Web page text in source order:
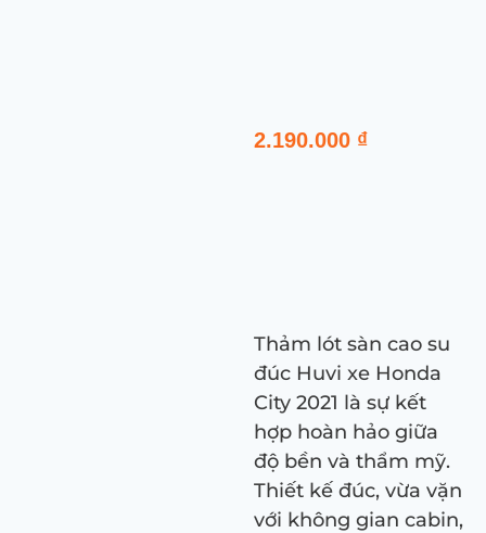
2.190.000 ₫
Thảm lót sàn cao su
đúc Huvi xe Honda
City 2021 là sự kết
hợp hoàn hảo giữa
độ bền và thẩm mỹ.
Thiết kế đúc, vừa vặn
với không gian cabin,